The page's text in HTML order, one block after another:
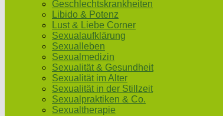
Geschlechtskrankheiten
Libido & Potenz
Lust & Liebe Corner
Sexualaufklärung
Sexualleben
Sexualmedizin
Sexualität & Gesundheit
Sexualität im Alter
Sexualität in der Stillzeit
Sexualpraktiken & Co.
Sexualtherapie